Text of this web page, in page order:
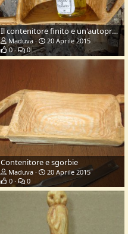
Il contenitore finito e un'autoproduzione
Maduva
20 Aprile 2015
0
0
Contenitore e sgorbie
Maduva
20 Aprile 2015
0
0